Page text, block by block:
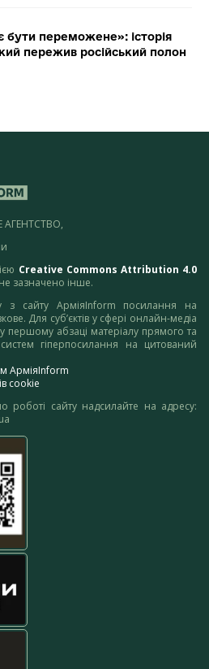
бути переможене»: історія
пережив російський полон
АГЕНТСТВО,
Creative Commons Attribution 4.0
зазначено інше.
з сайту АрміяInform посилання на
Для суб’єктів у сфері онлайн-медіа
першому абзаці матеріалу прямого та
гіперпосилання на цитований
АрміяInform
cookie
роботі сайту надсилайте на адресу: